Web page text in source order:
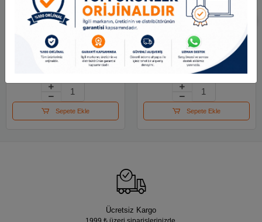
Mas Kalemlik Metal
Perforeli Silindir Mavi
Sepete Ekle
Mas Perfore Ataşlık
Siyah
62.99 TL
Sepete Ekle
Ücretsiz Kargo